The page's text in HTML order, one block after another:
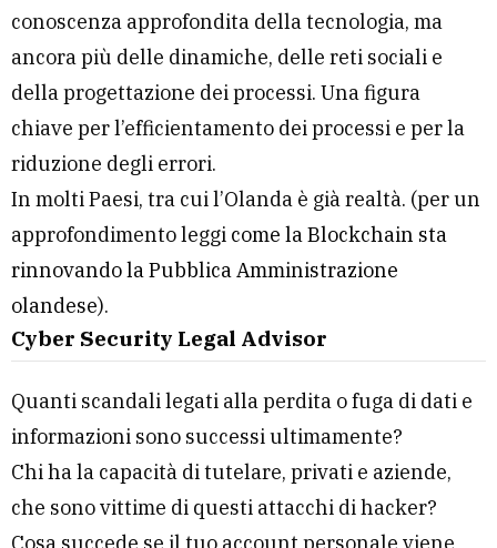
conoscenza approfondita della tecnologia, ma
ancora più delle dinamiche, delle reti sociali e
della progettazione dei processi. Una figura
chiave per l’efficientamento dei processi e per la
riduzione degli errori.
In molti Paesi, tra cui l’Olanda è già realtà. (per un
approfondimento leggi come la Blockchain sta
rinnovando la Pubblica Amministrazione
olandese).
Cyber Security Legal Advisor
Quanti scandali legati alla perdita o fuga di dati e
informazioni sono successi ultimamente?
Chi ha la capacità di tutelare, privati e aziende,
che sono vittime di questi attacchi di hacker?
Cosa succede se il tuo account personale viene